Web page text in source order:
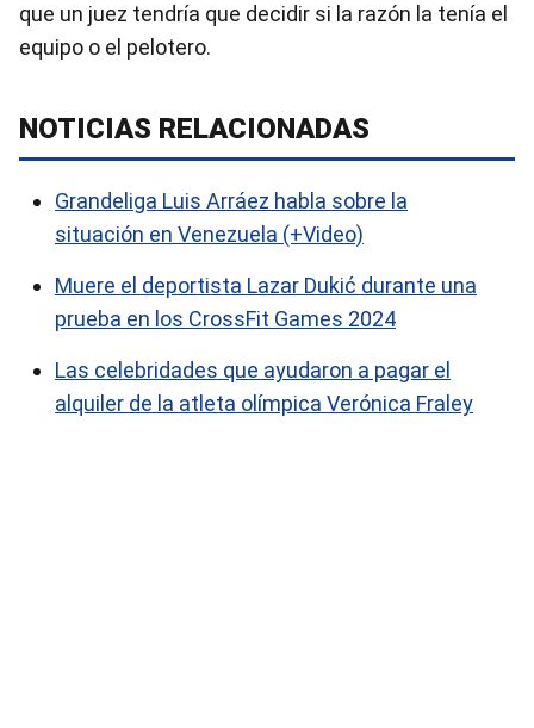
que un juez tendría que decidir si la razón la tenía el
equipo o el pelotero.
NOTICIAS RELACIONADAS
Grandeliga Luis Arráez habla sobre la
situación en Venezuela (+Video)
Muere el deportista Lazar Dukić durante una
prueba en los CrossFit Games 2024
Las celebridades que ayudaron a pagar el
alquiler de la atleta olímpica Verónica Fraley